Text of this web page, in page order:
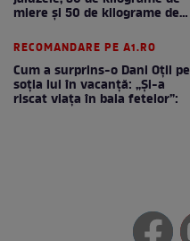
miere și 50 de kilograme de
RECOMANDARE PE A1.RO
Cum a surprins-o Dani Oțil pe
soția lui în vacanță: „Și-a
riscat viața în baia fetelor”: